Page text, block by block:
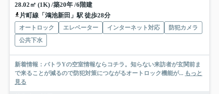
28.02㎡ (1K) /築20年 /6階建
片町線「鴻池新田」駅 徒歩28分
オートロック エレベーター インターネット対応
防犯カメラ
公共下水
新着情報：パトラYの空室情報ならコチラ。知らない来訪者が玄関前ま
で来ることが減るので防犯対策につながるオートロック機能が... もっと
見る